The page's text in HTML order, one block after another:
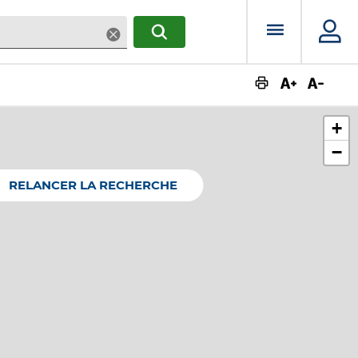
SupprimerRECHERCHERMenu
+
−
RELANCER LA RECHERCHE